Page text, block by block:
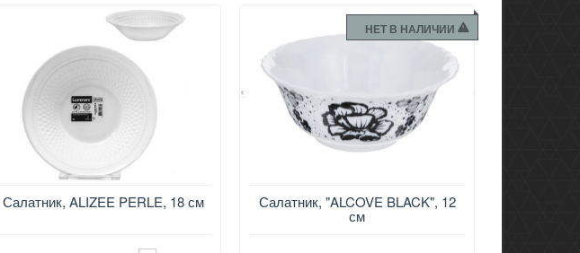
Салатник, ALIZEE PERLE, 18 см
НЕТ В НАЛИЧИИ
Салатник, "ALCOVE BLACK", 12
см